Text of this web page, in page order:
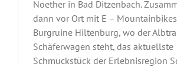
Noether in Bad Ditzenbach.
dann vor Ort mit E –
Burgruine Hiltenburg, wo der
Schäferwagen steht, das aktuellste
Schmuckstück der Erlebnisregion